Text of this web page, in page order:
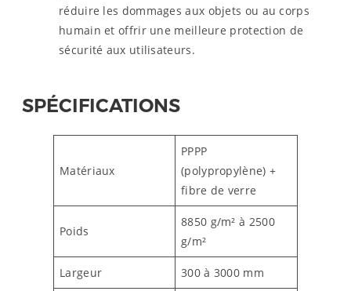
réduire les dommages aux objets ou au corps
humain et offrir une meilleure protection de
sécurité aux utilisateurs.
SPÉCIFICATIONS
Matériaux
PPPP
(polypropylène) +
fibre de verre
Poids
8850 g/m² à 2500
g/m²
Largeur 300 à 3000 mm